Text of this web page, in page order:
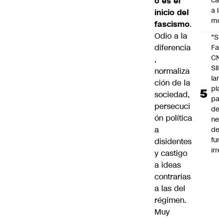
inicio del
fascismo.
Odio a la
diferencia
,
normaliza
ción de la
sociedad,
persecuci
ón política
a
disidentes
y castigo
a ideas
contrarias
a las del
régimen.
Muy
a
SII
de